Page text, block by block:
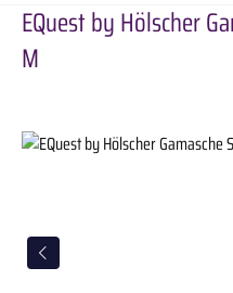
EQuest by Hölscher
M
Bildergalerie überspringen